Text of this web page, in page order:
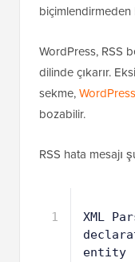
biçimlendirmeden
WordPress, RSS
dilinde çıkarır.
sekme,
bozabilir.
RSS hata mesajı
1
XML
entity